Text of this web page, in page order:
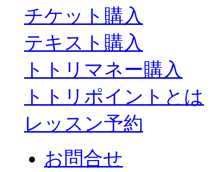
チケット購入
テキスト購入
トトリマネー購入
トトリポイントとは
レッスン予約
お問合せ